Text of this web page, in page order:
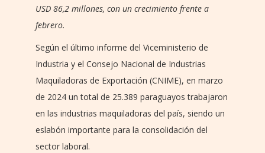
USD 86,2 millones, con un crecimiento frente a
febrero.
Según el último informe del Viceministerio de
Industria y el Consejo Nacional de Industrias
Maquiladoras de Exportación (CNIME), en marzo
de 2024 un total de 25.389 paraguayos trabajaron
en las industrias maquiladoras del país, siendo un
eslabón importante para la consolidación del
sector laboral.